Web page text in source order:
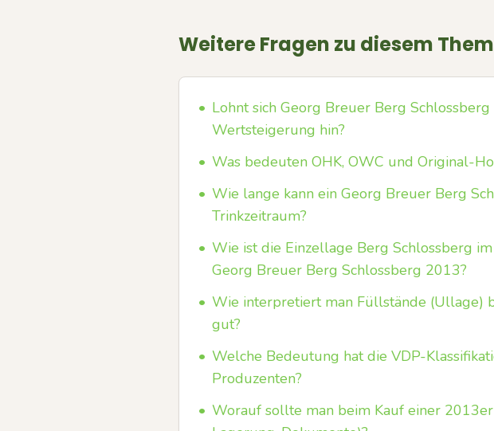
Weitere Fragen zu diesem
• Lohnt sich Georg Breuer Berg
Wertsteigerung hin?
• Was bedeuten OHK, OWC und Original-
• Wie lange kann ein Georg Breuer Berg
Trinkzeitraum?
• Wie ist die Einzellage Berg Schlossberg
Georg Breuer Berg Schlossberg 2013?
• Wie interpretiert man Füllstände (Ullage)
gut?
• Welche Bedeutung hat die VDP-
Produzenten?
• Worauf sollte man beim Kauf einer